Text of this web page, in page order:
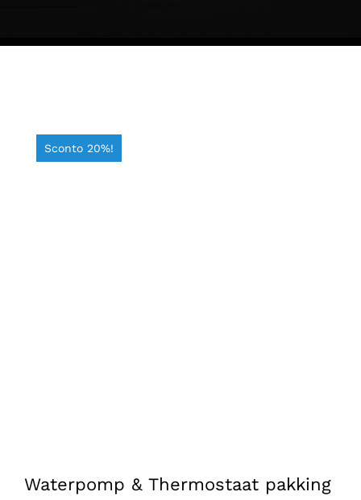
Sconto 20%!
Waterpomp & Thermostaat pakking